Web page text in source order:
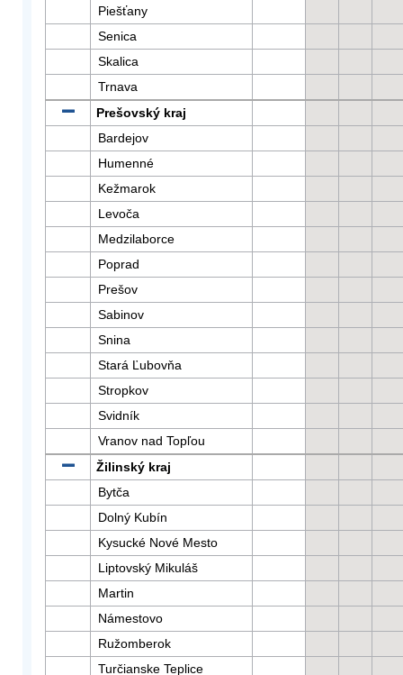
Piešťany
Senica
Skalica
Trnava
Prešovský kraj
Bardejov
Humenné
Kežmarok
Levoča
Medzilaborce
Poprad
Prešov
Sabinov
Snina
Stará Ľubovňa
Stropkov
Svidník
Vranov nad Topľou
Žilinský kraj
Bytča
Dolný Kubín
Kysucké Nové Mesto
Liptovský Mikuláš
Martin
Námestovo
Ružomberok
Turčianske Teplice